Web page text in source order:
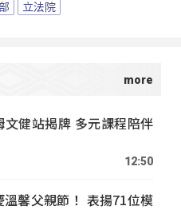
立法院
文健站揭牌 多元課程陪伴
12:50
溫馨父親節！ 表揚71位模